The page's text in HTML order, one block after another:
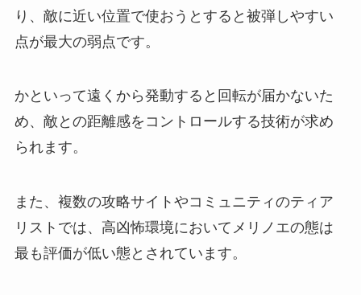
り、敵に近い位置で使おうとすると被弾しやすい
点が最大の弱点です。
かといって遠くから発動すると回転が届かないた
め、敵との距離感をコントロールする技術が求め
られます。
また、複数の攻略サイトやコミュニティのティア
リストでは、高凶怖環境においてメリノエの態は
最も評価が低い態とされています。